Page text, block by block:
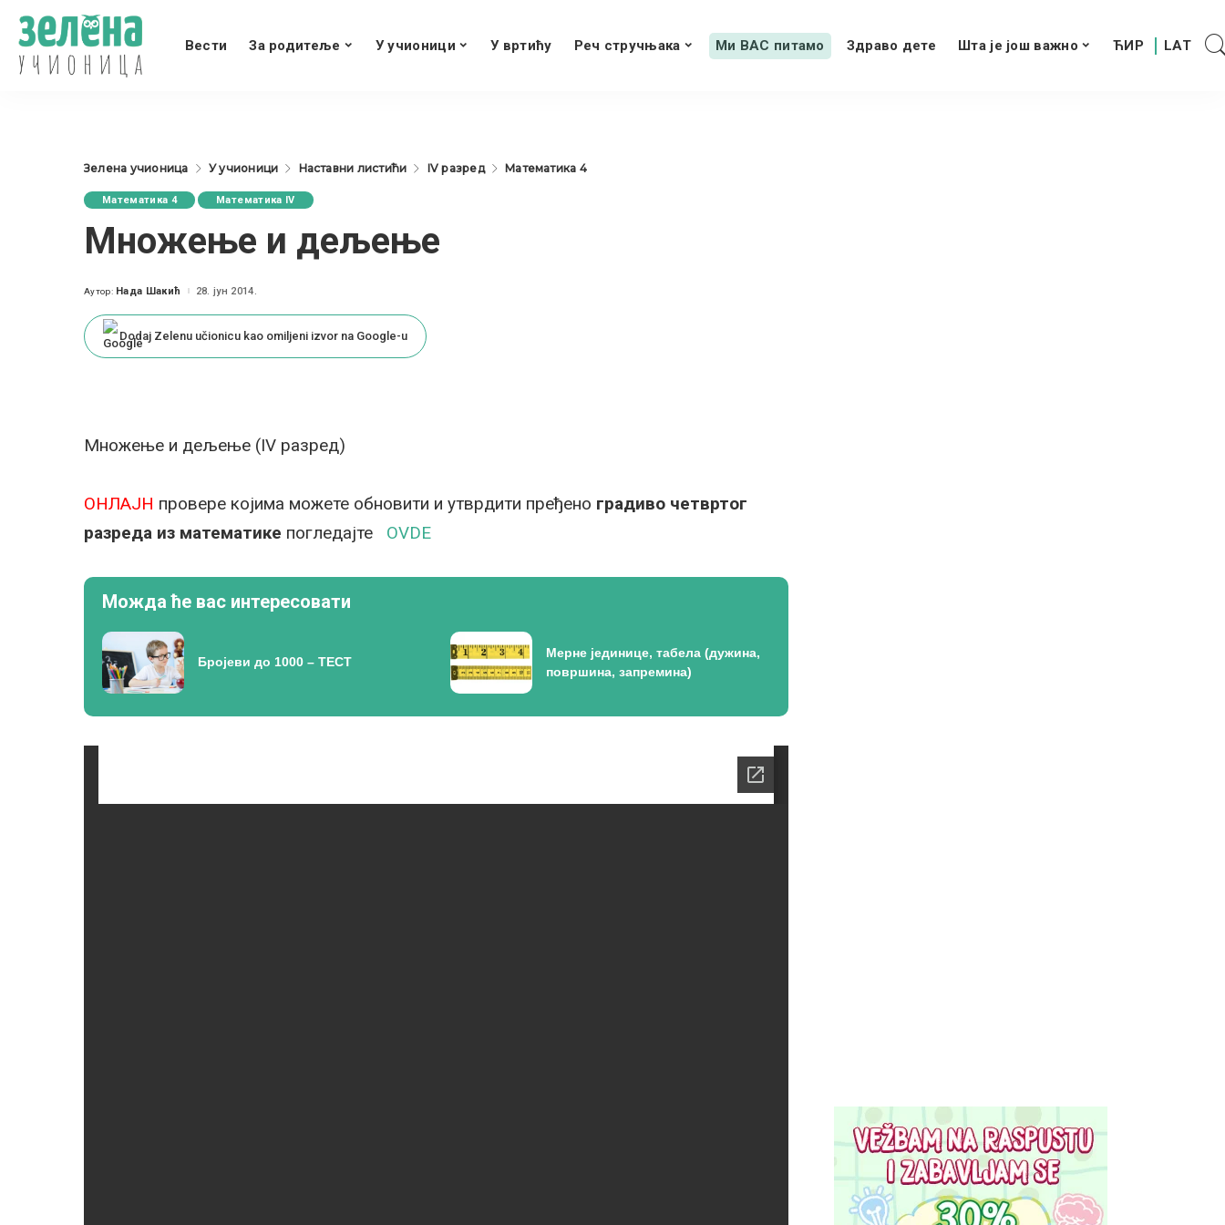
Вести За родитеље У учионици У вртићу Реч стручњака Ми ВАС питамо Здраво дете Шта је још важно
Зелена учионица У учионици Наставни листићи IV разред Математика 4
Математика 4 Математика IV
Множење и дељење
Posted
Аутор: Нада Шакић 28. јун 2014.
Dodaj Zelenu učionicu kao omiljeni izvor na Google-u
Множење и дељење (IV разред)
ОНЛАЈН провере којима можете обновити и утврдити пређено градиво четвртог
разреда из математике погледајте OVDE
Можда ће вас интересовати
Бројеви до 1000 – ТЕСТ
Мерне јединице, табела (дужина,
површина, запремина)